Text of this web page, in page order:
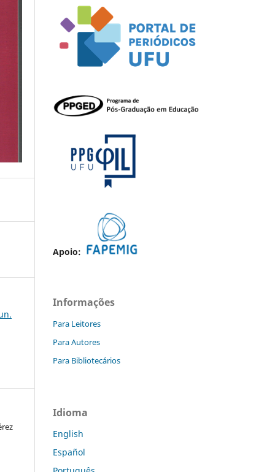
Apoio:
Informações
Para Leitores
Para Autores
Para Bibliotecários
Idioma
English
Español